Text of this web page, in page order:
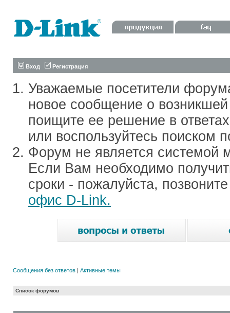
Вход Регистрация
Уважаемые посетители
новое сообщение о
поищите ее решение в
или воспользуйтесь поиском
Форум не является системой
Если Вам необходимо
сроки - пожалуйста,
офис D-Link.
Сообщения без ответов | Активные темы
Список форумов